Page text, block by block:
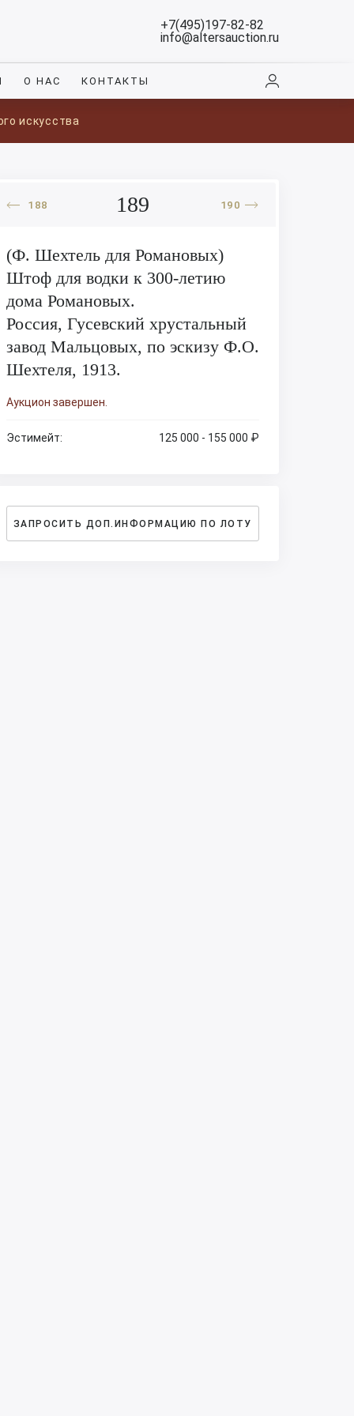
+7(495)197-82-82
info@altersauction.ru
О НАС КОНТАКТЫ
искусства
188 189 190
(Ф. Шехтель для Романовых)
Штоф для водки к 300-летию
дома Романовых.
Россия, Гусевский хрустальный
завод Мальцовых, по эскизу Ф.О.
Шехтеля, 1913.
Аукцион завершен.
Эстимейт: 125 000 - 155 000 ₽
ЗАПРОСИТЬ ДОП.ИНФОРМАЦИЮ ПО ЛОТУ